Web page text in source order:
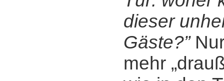
dieser
Gäste?”
mehr